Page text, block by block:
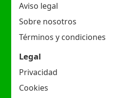
Aviso legal
Sobre nosotros
Términos y condiciones
Legal
Privacidad
Cookies